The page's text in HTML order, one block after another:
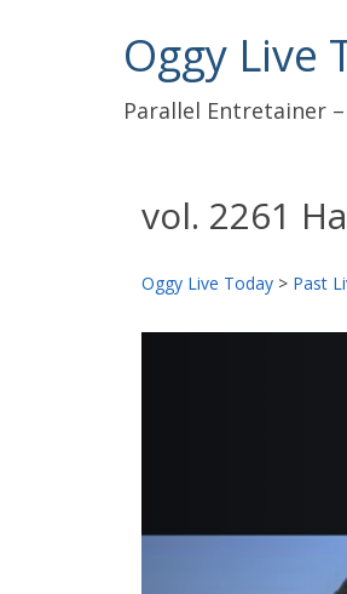
Oggy Live
Parallel Entretainer
vol. 2261
Oggy Live Today > Past